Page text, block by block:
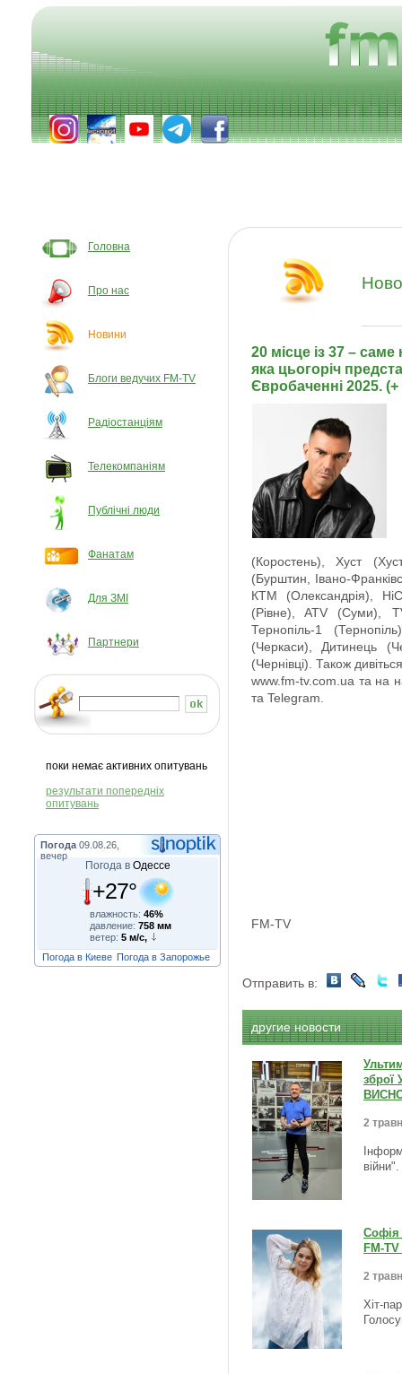
Головна
Про нас
Новини
Блоги ведучих FM-TV
Радіостанціям
Телекомпаніям
Публічні люди
Фанатам
Для ЗМІ
Партнери
поки немає активних опитувань
результати попередніх
опитувань
Погода 09.08.26,
вечер
Погода в Одессе
+27°
влажность: 46%
давление: 758 мм
ветер: 5 м/с,
Погода в Киеве Погода в Запорожье
20 місце із 37 –
яка цьогоріч
Євробаченні 2025.
(Коростень), Хуст
(Бурштин, Івано-
КТМ (Олександрія),
(Рівне), ATV (Суми),
Тернопіль-1
(Черкаси), Дитинець
(Чернівці). Також
www.fm-tv.com.ua та на
та Telegram.
FM-TV
Отправить в:
другие новости
зброї
2
Софія
FM-
2
Хіт-